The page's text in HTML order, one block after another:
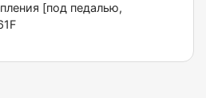
[под педалью,